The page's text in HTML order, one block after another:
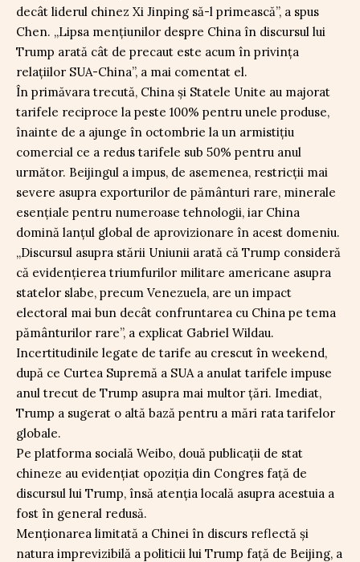
decât liderul chinez Xi Jinping să-l primească”, a spus
Chen. „Lipsa mențiunilor despre China în discursul lui
Trump arată cât de precaut este acum în privința
relațiilor SUA-China”, a mai comentat el.
În primăvara trecută, China și Statele Unite au majorat
tarifele reciproce la peste 100% pentru unele produse,
înainte de a ajunge în octombrie la un armistițiu
comercial ce a redus tarifele sub 50% pentru anul
următor. Beijingul a impus, de asemenea, restricții mai
severe asupra exporturilor de pământuri rare, minerale
esențiale pentru numeroase tehnologii, iar China
domină lanțul global de aprovizionare în acest domeniu.
„Discursul asupra stării Uniunii arată că Trump consideră
că evidențierea triumfurilor militare americane asupra
statelor slabe, precum Venezuela, are un impact
electoral mai bun decât confruntarea cu China pe tema
pământurilor rare”, a explicat Gabriel Wildau.
Incertitudinile legate de tarife au crescut în weekend,
după ce Curtea Supremă a SUA a anulat tarifele impuse
anul trecut de Trump asupra mai multor țări. Imediat,
Trump a sugerat o altă bază pentru a mări rata tarifelor
globale.
Pe platforma socială Weibo, două publicații de stat
chineze au evidențiat opoziția din Congres față de
discursul lui Trump, însă atenția locală asupra acestuia a
fost în general redusă.
Menționarea limitată a Chinei în discurs reflectă și
natura imprevizibilă a politicii lui Trump față de Beijing, a